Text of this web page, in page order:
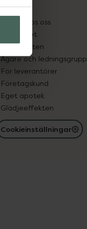
Pressrum
Jobba hos oss
Hållbarhet
Samarbeten
Ägare och ledningsgrupp
För leverantörer
Företagskund
Eget apotek
Glädjeeffekten
Cookieinställningar